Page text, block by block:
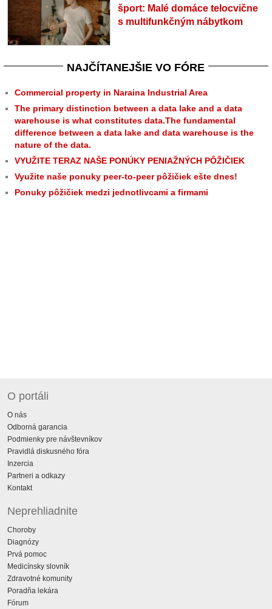
šport: Malé domáce telocvične
s multifunkčným nábytkom
NAJČÍTANEJŠIE VO FÓRE
Commercial property in Naraina Industrial Area
The primary distinction between a data lake and a data
warehouse is what constitutes data.The fundamental
difference between a data lake and data warehouse is the
nature of the data.
VYUŽITE TERAZ NAŠE PONÚKY PENIAŽNÝCH PÔŽIČIEK
Využite naše ponuky peer-to-peer pôžičiek ešte dnes!
Ponuky pôžičiek medzi jednotlivcami a firmami
O portáli
O nás
Odborná garancia
Podmienky pre návštevníkov
Pravidlá diskusného fóra
Inzercia
Partneri a odkazy
Kontakt
Neprehliadnite
Choroby
Diagnózy
Prvá pomoc
Medicínsky slovník
Zdravotné komunity
Poradňa lekára
Fórum